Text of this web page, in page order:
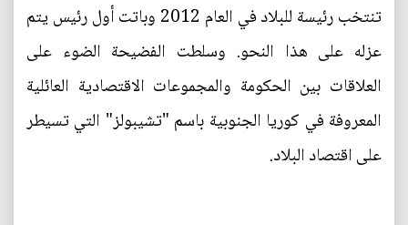
تنتخب رئيسة للبلاد في العام 2012 وباتت أول رئيس يتم
عزله على هذا النحو. وسلطت الفضيحة الضوء على
العلاقات بين الحكومة والمجموعات الاقتصادية العائلية
المعروفة في كوريا الجنوبية باسم "تشيبولز" التي تسيطر
على اقتصاد البلاد.